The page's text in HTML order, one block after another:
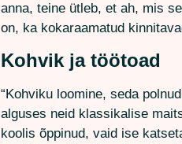
anna, teine ütleb, et ah, mis
on, ka kokaraamatud
Kohvik ja töötoad
“Kohviku loomine, seda
alguses neid klassikalise
koolis õppinud, vaid ise